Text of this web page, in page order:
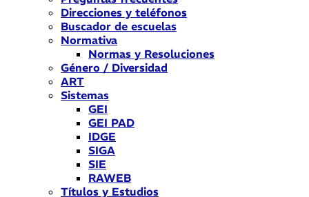
Direcciones y teléfonos
Buscador de escuelas
Normativa
Normas y Resoluciones
Género / Diversidad
ART
Sistemas
GEI
GEI PAD
IDGE
SIGA
SIE
RAWEB
Títulos y Estudios